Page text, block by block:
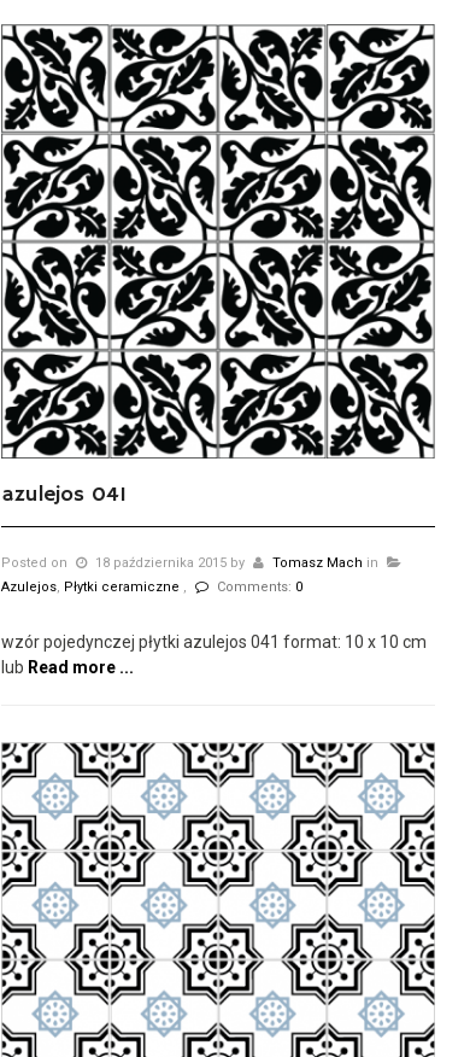
azulejos 041
Posted on 18 października 2015 by Tomasz Mach in
Azulejos, Płytki ceramiczne , Comments: 0
wzór pojedynczej płytki azulejos 041 format: 10 x 10 cm
lub Read more ...